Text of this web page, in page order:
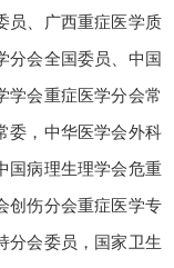
员、广西重症医学质
分会全国委员、中国
学会重症医学分会常
委，中华医学会外科
国病理生理学会危重
创伤分会重症医学专
分会委员，国家卫生